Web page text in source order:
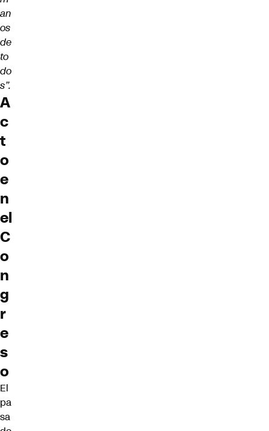
an
os
de
to
do
s”.
A
c
t
o
e
n
el
C
o
n
g
r
e
s
o
El
pa
sa